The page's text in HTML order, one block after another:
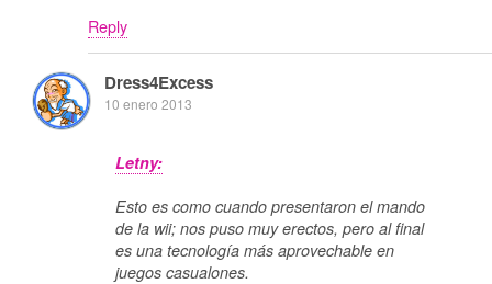
Reply
Dress4Excess
10 enero 2013
Letny:
Esto es como cuando presentaron el mando
de la wii; nos puso muy erectos, pero al final
es una tecnología más aprovechable en
juegos casualones.